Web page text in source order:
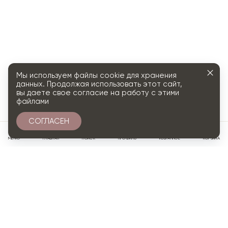
МЕНЮ ГЛАВНАЯ ПОИСК ПРОФИЛЬ ИЗБРАННОЕ КОРЗИНА
Мы используем файлы cookie для хранения
данных. Продолжая использовать этот сайт,
вы даете свое согласие на работу с этими
файлами
СОГЛАСЕН